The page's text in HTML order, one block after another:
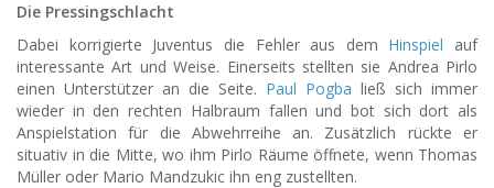
Die Pressingschlacht
Dabei korrigierte Juventus die Fehler aus dem Hinspiel auf
interessante Art und Weise. Einerseits stellten sie Andrea Pirlo
einen Unterstützer an die Seite. Paul Pogba ließ sich immer
wieder in den rechten Halbraum fallen und bot sich dort als
Anspielstation für die Abwehrreihe an. Zusätzlich rückte er
situativ in die Mitte, wo ihm Pirlo Räume öffnete, wenn Thomas
Müller oder Mario Mandzukic ihn eng zustellten.